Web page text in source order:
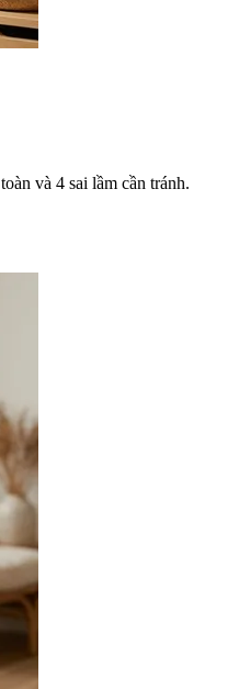
và 4 sai lầm cần tránh.